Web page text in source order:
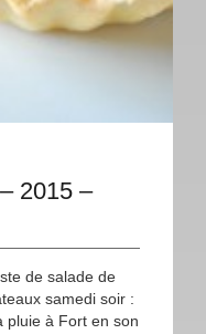
2015 –
de salade de
samedi soir :
pluie à Fort en son